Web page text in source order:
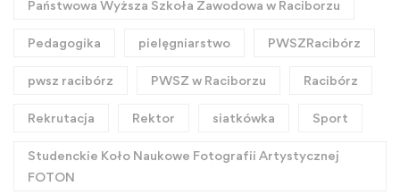
Państwowa Wyższa Szkoła Zawodowa w Raciborzu
Pedagogika pielęgniarstwo PWSZRacibórz
pwsz racibórz PWSZ w Raciborzu Racibórz
Rekrutacja Rektor siatkówka Sport
Studenckie Koło Naukowe Fotografii Artystycznej
FOTON